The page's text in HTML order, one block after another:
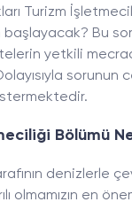
Turizm
başlayacak? Bu
yetkili
sorunun
Bölümü
denizlerle
olmamızın en